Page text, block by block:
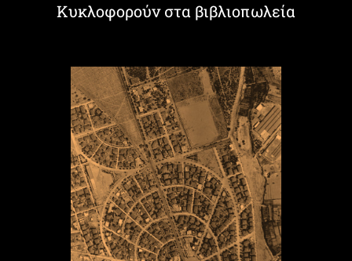
Κυκλοφορούν στα βιβλιοπωλεία